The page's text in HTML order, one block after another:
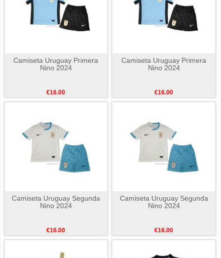
Camiseta Uruguay Primera
Nino 2024
€16.00
Camiseta Uruguay Primera
Nino 2024
€16.00
Camiseta Uruguay Segunda
Nino 2024
€16.00
Camiseta Uruguay Segunda
Nino 2024
€16.00